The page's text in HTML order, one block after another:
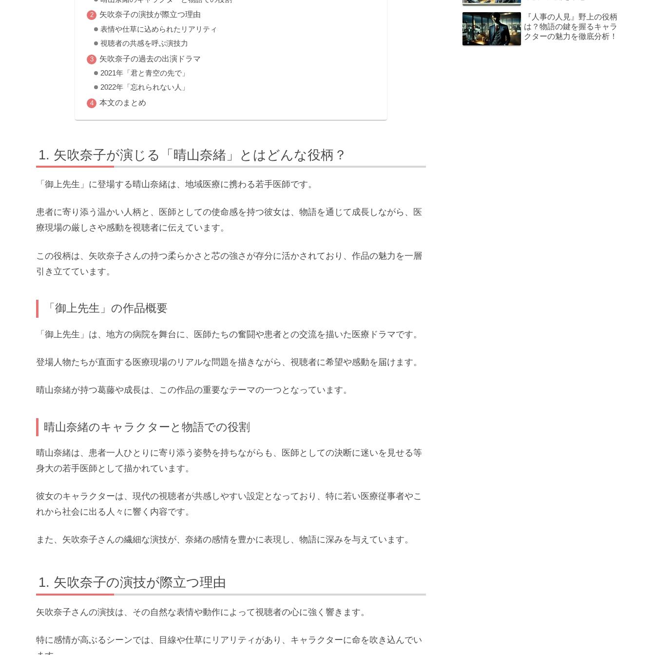
矢吹奈子の演技が際立つ理由
表情や仕草に込められたリアリティ
視聴者の共感を呼ぶ演技力
矢吹奈子の過去の出演ドラマ
2021年「君と青空の先で」
2022年「忘れられない人」
本文のまとめ
矢吹奈子が演じる「晴山奈緒」とはどんな役柄？
「御上先生」に登場する晴山奈緒は、地域医療に携わる若手医師です。
患者に寄り添う温かい人柄と、医師としての使命感を持つ彼女は、物語を通じて成長しながら、医
療現場の厳しさや感動を視聴者に伝えています。
この役柄は、矢吹奈子さんの持つ柔らかさと芯の強さが存分に活かされており、作品の魅力を一層
引き立てています。
「御上先生」の作品概要
「御上先生」は、地方の病院を舞台に、医師たちの奮闘や患者との交流を描いた医療ドラマです。
登場人物たちが直面する医療現場のリアルな問題を描きながら、視聴者に希望や感動を届けます。
晴山奈緒が持つ葛藤や成長は、この作品の重要なテーマの一つとなっています。
晴山奈緒のキャラクターと物語での役割
晴山奈緒は、患者一人ひとりに寄り添う姿勢を持ちながらも、医師としての決断に迷いを見せる等
身大の若手医師として描かれています。
彼女のキャラクターは、現代の視聴者が共感しやすい設定となっており、特に若い医療従事者やこ
れから社会に出る人々に響く内容です。
また、矢吹奈子さんの繊細な演技が、奈緒の感情を豊かに表現し、物語に深みを与えています。
矢吹奈子の演技が際立つ理由
矢吹奈子さんの演技は、その自然な表情や動作によって視聴者の心に強く響きます。
特に感情が高ぶるシーンでは、目線や仕草にリアリティがあり、キャラクターに命を吹き込んでい
『人事の人見』野上の役柄
は？物語の鍵を握るキャラ
クターの魅力を徹底分析！